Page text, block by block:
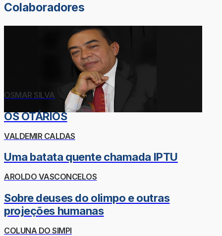
Colaboradores
OSMAR SILVA
OS OTÁRIOS
VALDEMIR CALDAS
Uma batata quente chamada IPTU
AROLDO VASCONCELOS
Sobre deuses do olimpo e outras
projeções humanas
COLUNA DO SIMPI